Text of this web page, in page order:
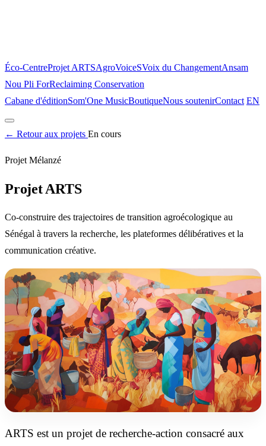
Éco-CentreProjet ARTSAgroVoiceSVoix du ChangementAnsam
Nou Pli ForReclaiming Conservation
Cabane d'éditionSom'One MusicBoutiqueNous soutenirContact EN
AccueilÀ proposLe lieu
Éco-Centre
Nou Pli ForReclaiming Conservation
EN
← Retour aux projets En cours
Projet Mélanzé
Projet ARTS
Co-construire des trajectoires de transition agroécologique au
Sénégal à travers la recherche, les plateformes délibératives et la
communication créative.
ARTS est un projet de recherche-action consacré aux